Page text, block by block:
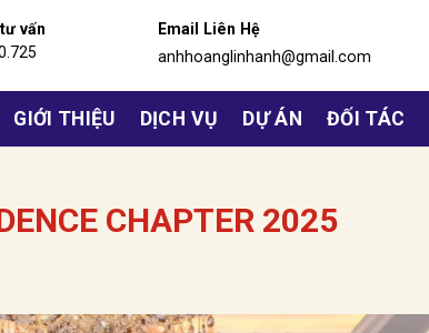
vấn
Email Liên Hệ
anhhoanglinhanh@gmail.com
GIỚI THIỆU DỊCH VỤ DỰ ÁN ĐỐI TÁC
CHAPTER 2025